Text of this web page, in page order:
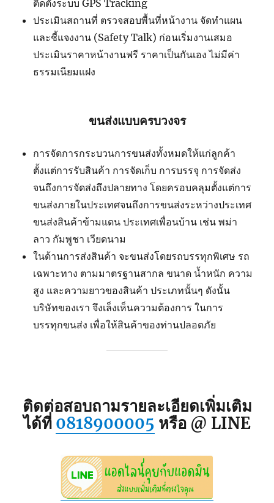
ติดตั้งระบบ GPS Tracking
ประเมินสถานที่ ตรวจสอบพื้นที่หน้างาน จัดทำแผน
และชี้แจงงาน (Safety Talk) ก่อนเริ่มงานเสมอ
ประเมินราคาหน้างานฟรี ราคาเป็นกันเอง ไม่มีค่า
ธรรมเนียมแฝง
ขนส่งแบบครบวงจร
การจัดการกระบวนการขนส่งทั้งหมดให้แก่ลูกค้า
ตั้งแต่การรับสินค้า การจัดเก็บ การบรรจุ การจัดส่ง
จนถึงการจัดส่งถึงปลายทาง โดยครอบคลุมตั้งแต่การ
ขนส่งภายในประเทศจนถึงการขนส่งระหว่างประเทศ
ขนส่งสินค้าข้ามแดน ประเทศเพื่อนบ้าน เช่น พม่า
ลาว กัมพูชา เวียดนาม
ในด้านการส่งสินค้า จะขนส่งโดยรถบรรทุกพิเศษ รถ
เฉพาะทาง ตามมาตรฐานสากล ขนาด น้ำหนัก ความ
สูง และความยาวของสินค้า ประเภทนั้นๆ ดังนั้น
บริษัทของเรา จึงเล็งเห็นความต้องการ ในการ
บรรทุกขนส่ง เพื่อให้สินค้าของท่านปลอดภัย
ติดต่อสอบถามรายละเอียดเพิ่มเติม
ได้ที่ 0818900005 หรือ @ LINE